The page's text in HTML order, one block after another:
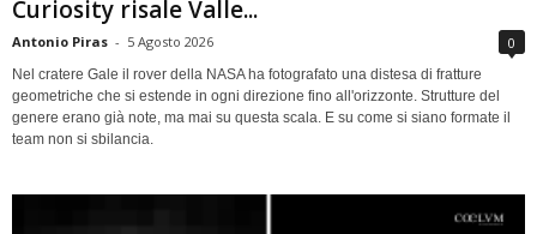
Curiosity risale Valle...
Antonio Piras - 5 Agosto 2026 0
Nel cratere Gale il rover della NASA ha fotografato una distesa di fratture
geometriche che si estende in ogni direzione fino all'orizzonte. Strutture del
genere erano già note, ma mai su questa scala. E su come si siano formate il
team non si sbilancia.